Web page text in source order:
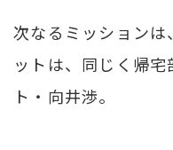
次なるミッション
ットは、同じく帰
ト・向井渉。